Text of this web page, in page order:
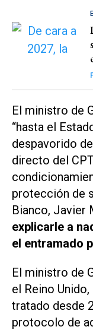
El ministro de
“hasta el
despavorido
directo del
protección de
Bianco, Javier
explicarle a
el entramado
El ministro de
el Reino
tratado desde
protocolo de